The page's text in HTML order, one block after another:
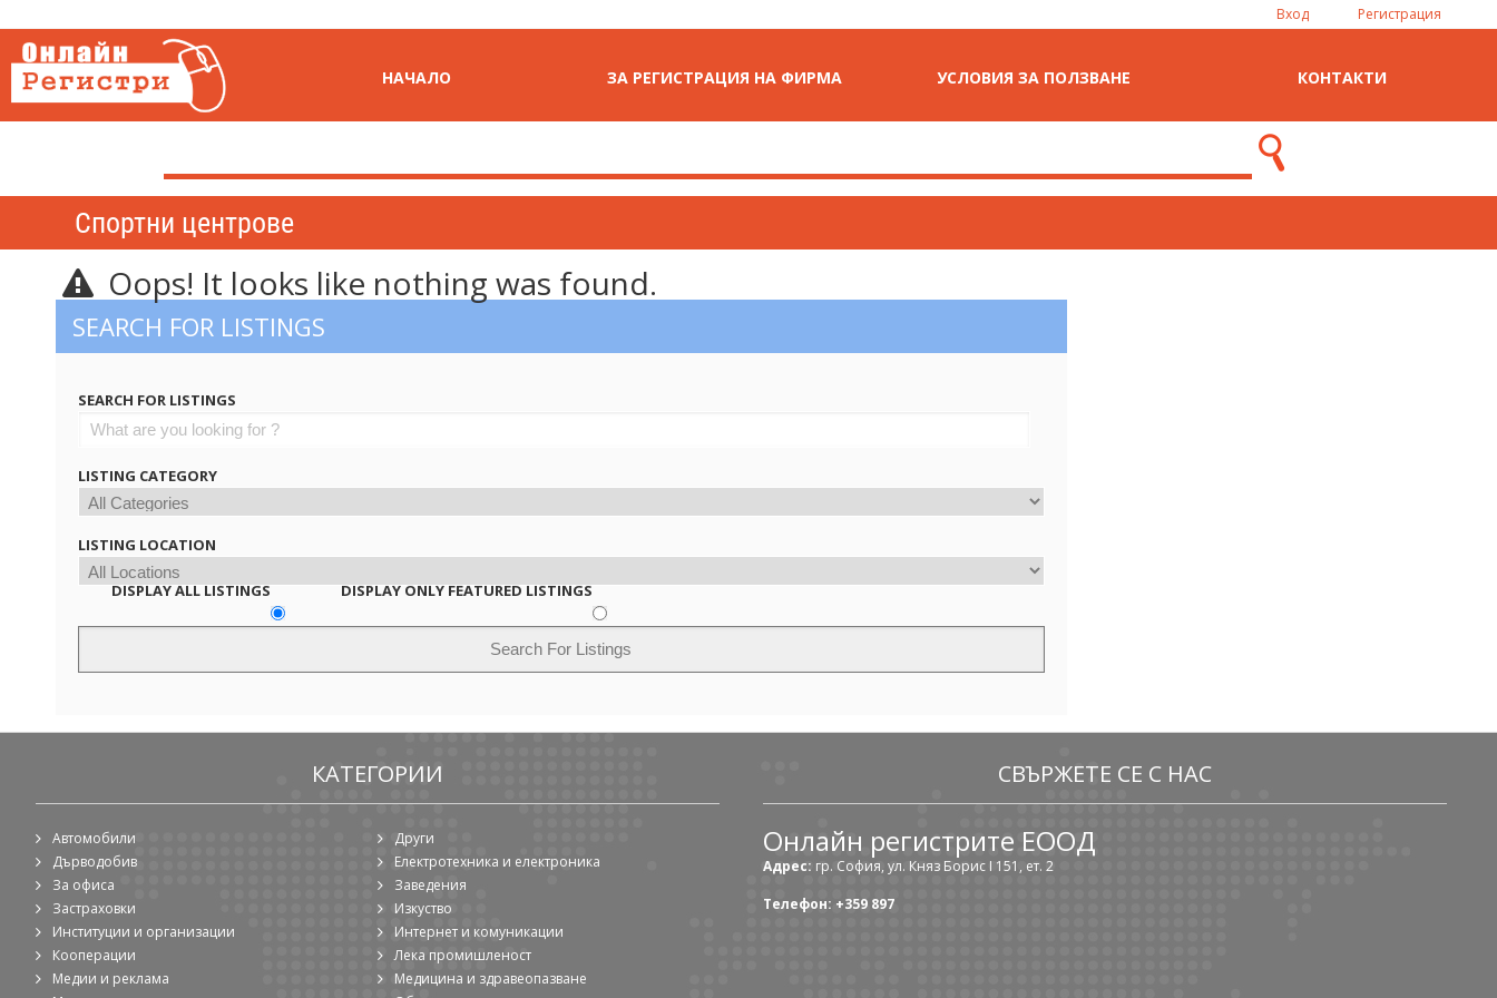
Вход Регистрация
НАЧАЛО ЗА РЕГИСТРАЦИЯ НА ФИРМА УСЛОВИЯ ЗА ПОЛЗВАНЕ КОНТАКТИ
Спортни центрове
Oops! It looks like nothing was found.
SEARCH FOR LISTINGS
SEARCH FOR LISTINGS
LISTING CATEGORY
LISTING LOCATION
DISPLAY ALL LISTINGS DISPLAY ONLY FEATURED LISTINGS
КАТЕГОРИИ
Автомобили
Други
Дърводобив
Електротехника и електроника
За офиса
Заведения
Застраховки
Изкуство
Институции и организации
Интернет и комуникации
Кооперации
Лека промишленост
Медии и реклама
Медицина и здравеопазване
СВЪРЖЕТЕ СЕ С НАС
Онлайн регистрите ЕООД
Адрес: гр. София, ул. Княз Борис I 151, ет. 2
Телефон: +359 897